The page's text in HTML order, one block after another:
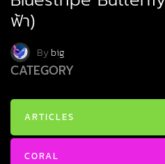
ฟ้า)
Bybig
CATEGORY
ARTICLES
CORAL